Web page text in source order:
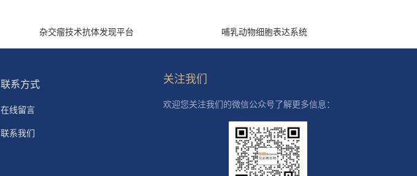
杂交瘤技术抗体发现平台 哺乳动物细胞表达系统
联系方式
在线留言
联系我们
关注我们
欢迎您关注我们的微信公众号了解更多信息：